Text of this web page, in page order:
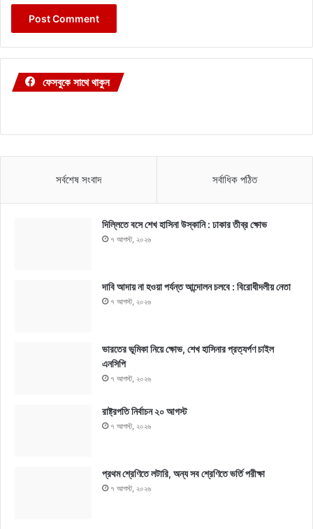
ফেসবুকে সাথে থাকুন
সর্বশেষ সংবাদ সর্বাধিক পঠিত
দিল্লিতে বসে শেখ হাসিনা উস্কানি : ঢাকার তীব্র ক্ষোভ
৭ আগস্ট, ২০২৬
দাবি আদায় না হওয়া পর্যন্ত আন্দোলন চলবে : বিরোধীদলীয় নেতা
৭ আগস্ট, ২০২৬
ভারতের ভূমিকা নিয়ে ক্ষোভ, শেখ হাসিনার প্রত্যর্পণ চাইল
এনসিপি
৭ আগস্ট, ২০২৬
রাষ্ট্রপতি নির্বাচন ২০ আগস্ট
৭ আগস্ট, ২০২৬
প্রথম শ্রেণিতে লটারি, অন্য সব শ্রেণিতে ভর্তি পরীক্ষা
৭ আগস্ট, ২০২৬